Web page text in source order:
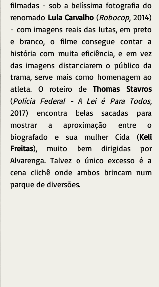
filmadas - sob a belíssima fotografia do
renomado Lula Carvalho (Robocop, 2014)
- com imagens reais das lutas, em preto
e branco, o filme consegue contar a
história com muita eficiência, e em vez
das imagens distanciarem o público da
trama, serve mais como homenagem ao
atleta. O roteiro de Thomas Stavros
(Polícia Federal - A Lei é Para Todos,
2017) encontra belas sacadas para
mostrar a aproximação entre o
biografado e sua mulher Cida (Keli
Freitas), muito bem dirigidas por
Alvarenga. Talvez o único excesso é a
cena clichê onde ambos brincam num
parque de diversões.